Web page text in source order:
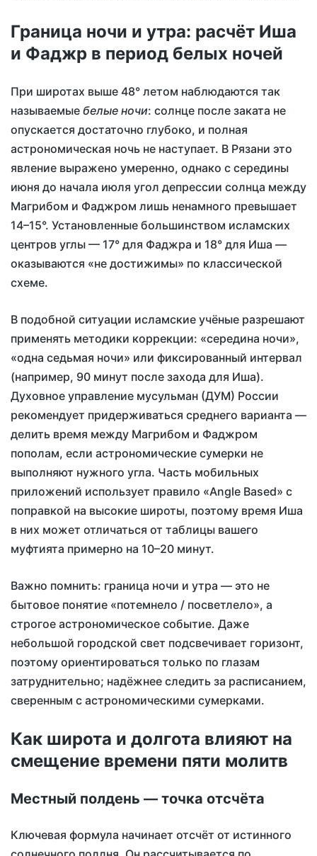
Граница ночи и утра: расчёт Иша
и Фаджр в период белых ночей
При широтах выше 48° летом наблюдаются так
называемые белые ночи: солнце после заката не
опускается достаточно глубоко, и полная
астрономическая ночь не наступает. В Рязани это
явление выражено умеренно, однако с середины
июня до начала июля угол депрессии солнца между
Магрибом и Фаджром лишь ненамного превышает
14–15°. Установленные большинством исламских
центров углы — 17° для Фаджра и 18° для Иша —
оказываются «не достижимы» по классической
схеме.
В подобной ситуации исламские учёные разрешают
применять методики коррекции: «середина ночи»,
«одна седьмая ночи» или фиксированный интервал
(например, 90 минут после захода для Иша).
Духовное управление мусульман (ДУМ) России
рекомендует придерживаться среднего варианта —
делить время между Магрибом и Фаджром
пополам, если астрономические сумерки не
выполняют нужного угла. Часть мобильных
приложений использует правило «Angle Based» с
поправкой на высокие широты, поэтому время Иша
в них может отличаться от таблицы вашего
муфтията примерно на 10–20 минут.
Важно помнить: граница ночи и утра — это не
бытовое понятие «потемнело / посветлело», а
строгое астрономическое событие. Даже
небольшой городской свет подсвечивает горизонт,
поэтому ориентироваться только по глазам
затруднительно; надёжнее следить за расписанием,
сверенным с астрономическими сумерками.
Как широта и долгота влияют на
смещение времени пяти молитв
Местный полдень — точка отсчёта
Ключевая формула начинает отсчёт от истинного